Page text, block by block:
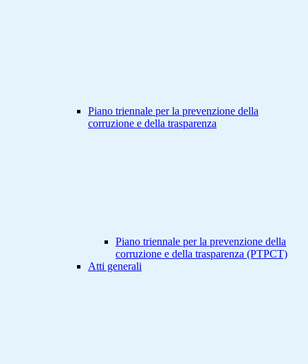
Piano triennale per la prevenzione della
corruzione e della trasparenza
Piano triennale per la prevenzione della
corruzione e della trasparenza (PTPCT)
Atti generali